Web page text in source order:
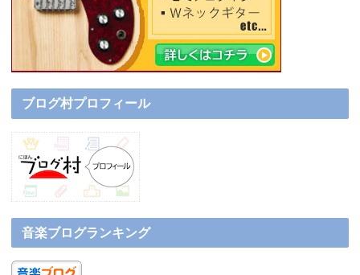
ブログ村プロフィール
音楽ブログランキング